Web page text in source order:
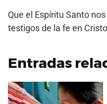
Que el Espíritu Santo
testigos de la fe en
Entradas